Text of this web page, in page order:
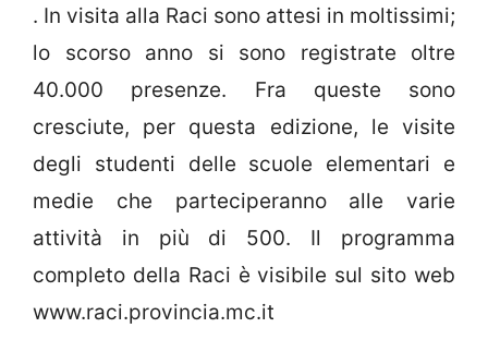
. In visita alla Raci sono attesi in moltissimi;
lo scorso anno si sono registrate oltre
40.000 presenze. Fra queste sono
cresciute, per questa edizione, le visite
degli studenti delle scuole elementari e
medie che parteciperanno alle varie
attività in più di 500. Il programma
completo della Raci è visibile sul sito web
www.raci.provincia.mc.it